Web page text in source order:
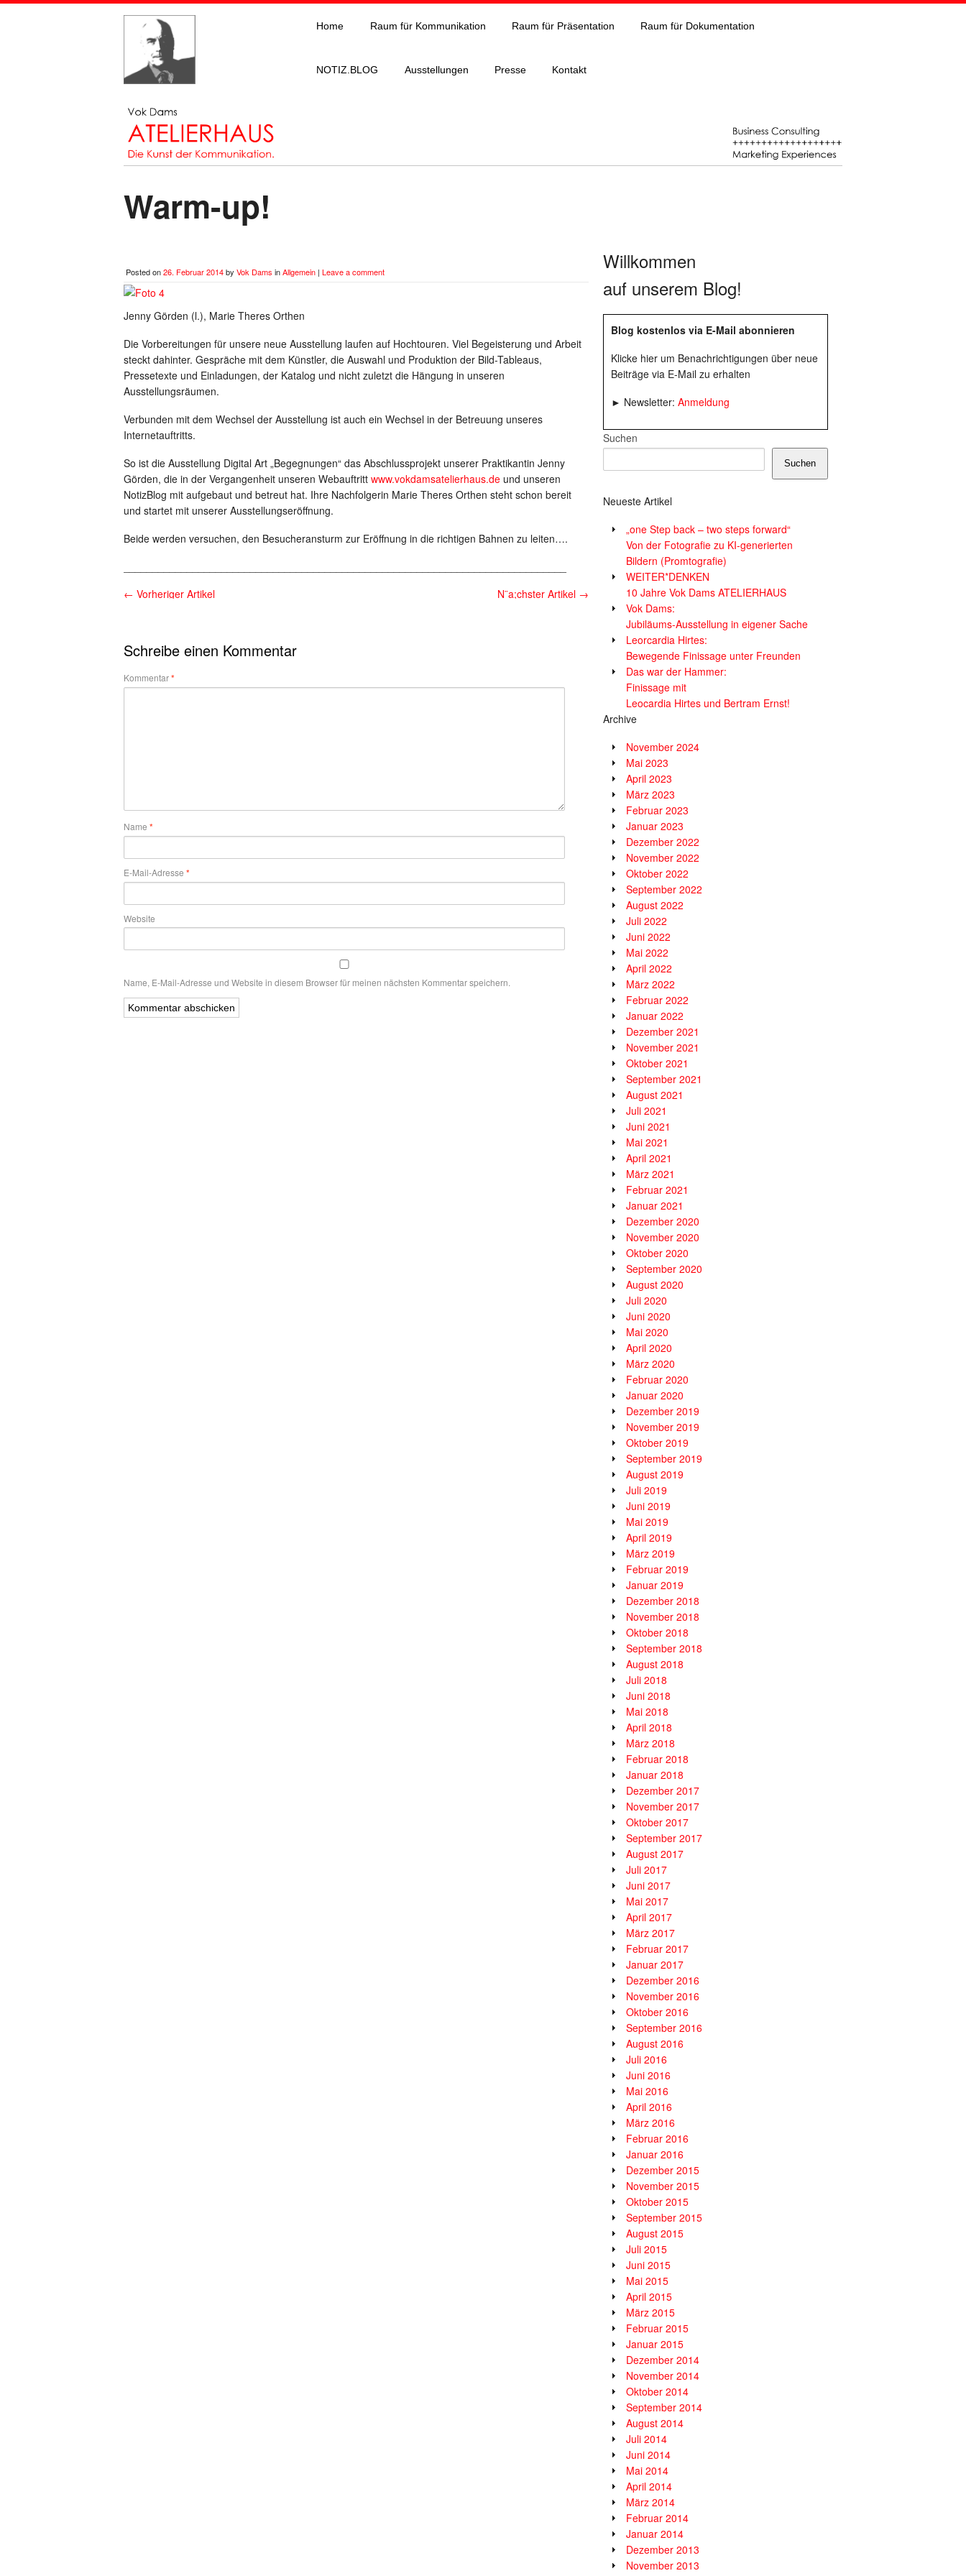
Home Raum für Kommunikation Raum für Präsentation Raum für Dokumentation
NOTIZ.BLOG Ausstellungen Presse Kontakt
Warm-up!
Posted on26. Februar 2014by Vok Dams inAllgemein | Leave a comment
Jenny Görden (l.), Marie Theres Orthen
Die Vorbereitungen für unsere neue Ausstellung laufen auf Hochtouren. Viel Begeisterung und Arbeit
steckt dahinter. Gespräche mit dem Künstler, die Auswahl und Produktion der Bild-Tableaus,
Pressetexte und Einladungen, der Katalog und nicht zuletzt die Hängung in unseren
Ausstellungsräumen.
Verbunden mit dem Wechsel der Ausstellung ist auch ein Wechsel in der Betreuung unseres
Internetauftritts.
So ist die Ausstellung Digital Art „Begegnungen“ das Abschlussprojekt unserer Praktikantin Jenny
Görden, die in der Vergangenheit unseren Webauftritt www.vokdamsatelierhaus.de und unseren
NotizBlog mit aufgebaut und betreut hat. Ihre Nachfolgerin Marie Theres Orthen steht schon bereit
und startet mit unserer Ausstellungseröffnung.
Beide werden versuchen, den Besucheransturm zur Eröffnung in die richtigen Bahnen zu leiten….
← Vorheriger Artikel N¨a;chster Artikel →
Schreibe einen Kommentar
Kommentar*
Name *
E-Mail-Adresse *
Website
Name, E-Mail-Adresse und Website in diesem Browser für meinen nächsten Kommentar speichern.
Willkommen
auf unserem Blog!
Blog kostenlos via E-Mail abonnieren
Klicke hier um Benachrichtigungen über neue
Beiträge via E-Mail zu erhalten
► Newsletter: Anmeldung
Suchen
Suchen
Neueste Artikel
„one Step back – two steps forward“
Von der Fotografie zu KI-generierten
Bildern (Promtografie)
WEITER*DENKEN
10 Jahre Vok Dams ATELIERHAUS
Vok Dams:
Jubiläums-Ausstellung in eigener Sache
Leorcardia Hirtes:
Bewegende Finissage unter Freunden
Das war der Hammer:
Finissage mit
Leocardia Hirtes und Bertram Ernst!
Archive
November 2024
Mai 2023
April 2023
März 2023
Februar 2023
Januar 2023
Dezember 2022
November 2022
Oktober 2022
September 2022
August 2022
Juli 2022
Juni 2022
Mai 2022
April 2022
März 2022
Februar 2022
Januar 2022
Dezember 2021
November 2021
Oktober 2021
September 2021
August 2021
Juli 2021
Juni 2021
Mai 2021
April 2021
März 2021
Februar 2021
Januar 2021
Dezember 2020
November 2020
Oktober 2020
September 2020
August 2020
Juli 2020
Juni 2020
Mai 2020
April 2020
März 2020
Februar 2020
Januar 2020
Dezember 2019
November 2019
Oktober 2019
September 2019
August 2019
Juli 2019
Juni 2019
Mai 2019
April 2019
März 2019
Februar 2019
Januar 2019
Dezember 2018
November 2018
Oktober 2018
September 2018
August 2018
Juli 2018
Juni 2018
Mai 2018
April 2018
März 2018
Februar 2018
Januar 2018
Dezember 2017
November 2017
Oktober 2017
September 2017
August 2017
Juli 2017
Juni 2017
Mai 2017
April 2017
März 2017
Februar 2017
Januar 2017
Dezember 2016
November 2016
Oktober 2016
September 2016
August 2016
Juli 2016
Juni 2016
Mai 2016
April 2016
März 2016
Februar 2016
Januar 2016
Dezember 2015
November 2015
Oktober 2015
September 2015
August 2015
Juli 2015
Juni 2015
Mai 2015
April 2015
März 2015
Februar 2015
Januar 2015
Dezember 2014
November 2014
Oktober 2014
September 2014
August 2014
Juli 2014
Juni 2014
Mai 2014
April 2014
März 2014
Februar 2014
Januar 2014
Dezember 2013
November 2013